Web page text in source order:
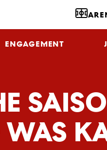
ENGAGEMENT
WAS